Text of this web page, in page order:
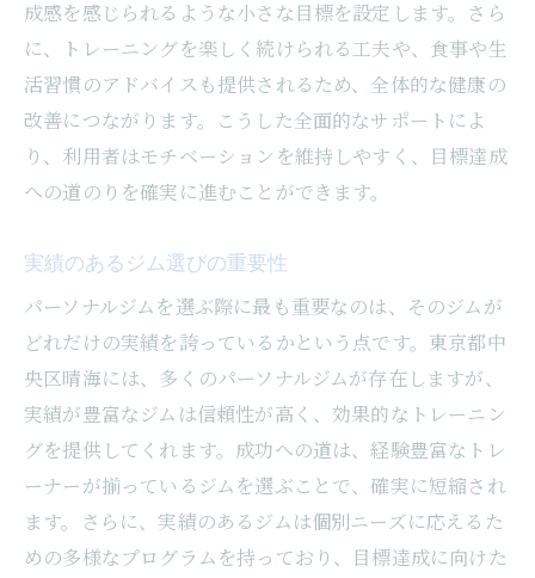
成感を感じられるような小さな目標を設定します。さら
に、トレーニングを楽しく続けられる工夫や、食事や生
活習慣のアドバイスも提供されるため、全体的な健康の
改善につながります。こうした全面的なサポートによ
り、利用者はモチベーションを維持しやすく、目標達成
への道のりを確実に進むことができます。
実績のあるジム選びの重要性
パーソナルジムを選ぶ際に最も重要なのは、そのジムが
どれだけの実績を誇っているかという点です。東京都中
央区晴海には、多くのパーソナルジムが存在しますが、
実績が豊富なジムは信頼性が高く、効果的なトレーニン
グを提供してくれます。成功への道は、経験豊富なトレ
ーナーが揃っているジムを選ぶことで、確実に短縮され
ます。さらに、実績のあるジムは個別ニーズに応えるた
めの多様なプログラムを持っており、目標達成に向けた